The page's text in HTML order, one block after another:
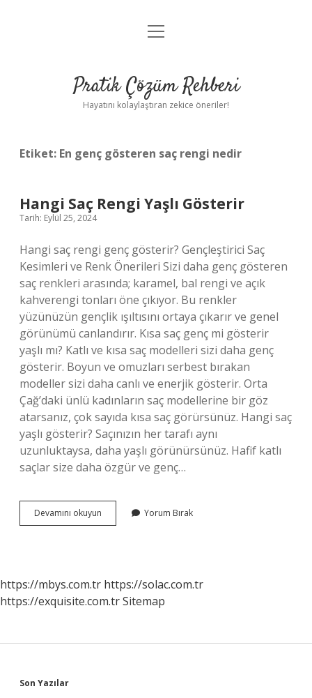
Anasayfa
Yasal Uyarı
menüyü
Pratik Çözüm Rehberi
Hayatını kolaylaştıran zekice öneriler!
Etiket: En genç gösteren saç rengi nedir
Hangi Saç Rengi Yaşlı Gösterir
Tarih: Eylül 25, 2024
Hangi saç rengi genç gösterir? Gençleştirici Saç
Kesimleri ve Renk Önerileri Sizi daha genç gösteren
saç renkleri arasında; karamel, bal rengi ve açık
kahverengi tonları öne çıkıyor. Bu renkler
yüzünüzün gençlik ışıltısını ortaya çıkarır ve genel
görünümü canlandırır. Kısa saç genç mi gösterir
yaşlı mı? Katlı ve kısa saç modelleri sizi daha genç
gösterir. Boyun ve omuzları serbest bırakan
modeller sizi daha canlı ve enerjik gösterir. Orta
Çağ’daki ünlü kadınların saç modellerine bir göz
atarsanız, çok sayıda kısa saç görürsünüz. Hangi saç
yaşlı gösterir? Saçınızın her tarafı aynı
uzunluktaysa, daha yaşlı görünürsünüz. Hafif katlı
saçlar size daha özgür ve genç…
Devamını okuyun
Saç
Yorum Bırak
https://mbys.com.tr https://solac.com.tr
https://exquisite.com.trSitemap
Son Yazılar